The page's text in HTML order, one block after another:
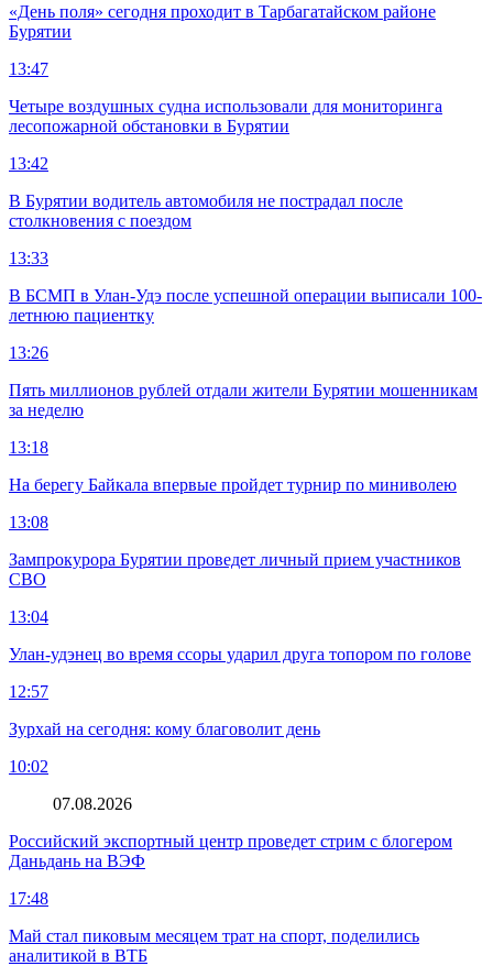
«День поля» сегодня проходит в Тарбагатайском районе
Бурятии
13:47
Четыре воздушных судна использовали для мониторинга
лесопожарной обстановки в Бурятии
13:42
В Бурятии водитель автомобиля не пострадал после
столкновения с поездом
13:33
В БСМП в Улан-Удэ после успешной операции выписали 100-
летнюю пациентку
13:26
Пять миллионов рублей отдали жители Бурятии мошенникам
за неделю
13:18
На берегу Байкала впервые пройдет турнир по миниволею
13:08
Зампрокурора Бурятии проведет личный прием участников
СВО
13:04
Улан-удэнец во время ссоры ударил друга топором по голове
12:57
Зурхай на сегодня: кому благоволит день
10:02
07.08.2026
Российский экспортный центр проведет стрим с блогером
Даньдань на ВЭФ
17:48
Май стал пиковым месяцем трат на спорт, поделились
аналитикой в ВТБ